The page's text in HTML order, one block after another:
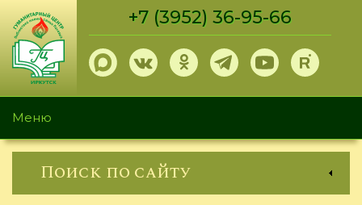
Перейти
основному
содержанию
+7 (3952) 36-95-66
Меню
Поиск по сайту